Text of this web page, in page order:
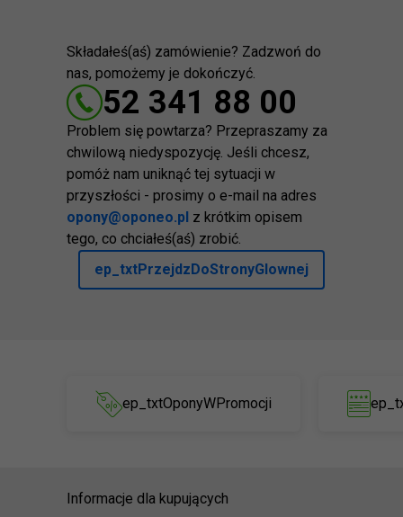
Składałeś(aś) zamówienie? Zadzwoń do
nas, pomożemy je dokończyć.
52 341 88 00
Problem się powtarza? Przepraszamy za
chwilową niedyspozycję. Jeśli chcesz,
pomóż nam uniknąć tej sytuacji w
przyszłości - prosimy o e-mail na adres
opony@oponeo.pl z krótkim opisem
tego, co chciałeś(aś) zrobić.
ep_txtPrzejdzDoStronyGlownej
ep_txtOponyWPromocji
Informacje dla kupujących